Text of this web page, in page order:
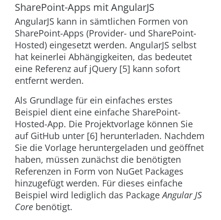
SharePoint-Apps mit AngularJS
AngularJS kann in sämtlichen Formen von
SharePoint-Apps (Provider- und SharePoint-
Hosted) eingesetzt werden. AngularJS selbst
hat keinerlei Abhängigkeiten, das bedeutet
eine Referenz auf jQuery [5] kann sofort
entfernt werden.
Als Grundlage für ein einfaches erstes
Beispiel dient eine einfache SharePoint-
Hosted-App. Die Projektvorlage können Sie
auf GitHub unter [6] herunterladen. Nachdem
Sie die Vorlage heruntergeladen und geöffnet
haben, müssen zunächst die benötigten
Referenzen in Form von NuGet Packages
hinzugefügt werden. Für dieses einfache
Beispiel wird lediglich das PackageAngular JS
Core benötigt.